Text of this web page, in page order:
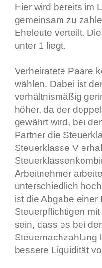
Hier wird bereits im
gemeinsam zu
Eheleute verteilt.
unter 1 liegt.
Verheiratete Paare
wählen. Dabei ist
verhältnismäßig
höher, da der
gewährt wird, bei
Partner die
Steuerklasse V
Arbeitnehmer
unterschiedlich
ist die Abgabe
Steuerpflichtigen
sein, dass es bei
Steuernachzahlung
bessere Liquidität